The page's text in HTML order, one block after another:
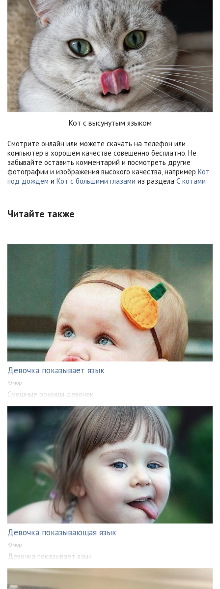
Кот с высунутым языком
Смотрите онлайн или можете скачать на телефон или
компьютер в хорошем качестве совешенно бесплатно. Не
забывайте оставить комментарий и посмотреть другие
фотографии и изображения высокого качества, например Кот
под дождем и Кот с большими глазами из раздела С котами
Читайте также
Девочка показывает язык
Юмор
Смешные рожицы девочек
Девочка показывающая язык
Юмор
Девочка показывает язык